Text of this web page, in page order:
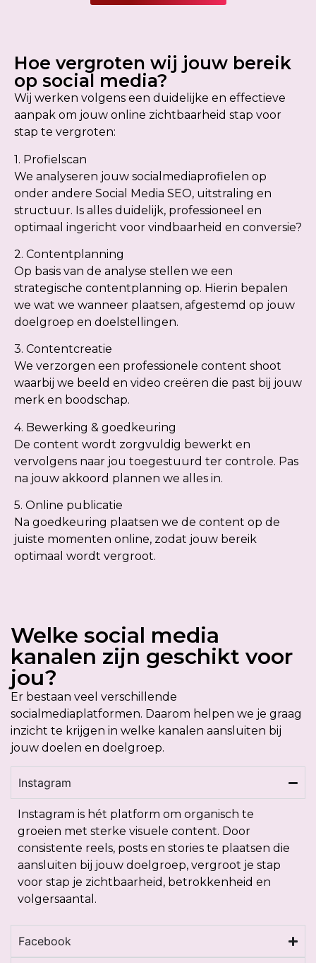
Hoe vergroten wij jouw bereik
op social media?
Wij werken volgens een duidelijke en effectieve
aanpak om jouw online zichtbaarheid stap voor
stap te vergroten:
1. Profielscan
We analyseren jouw socialmediaprofielen op
onder andere Social Media SEO, uitstraling en
structuur. Is alles duidelijk, professioneel en
optimaal ingericht voor vindbaarheid en conversie?
2. Contentplanning
Op basis van de analyse stellen we een
strategische contentplanning op. Hierin bepalen
we wat we wanneer plaatsen, afgestemd op jouw
doelgroep en doelstellingen.
3. Contentcreatie
We verzorgen een professionele content shoot
waarbij we beeld en video creëren die past bij jouw
merk en boodschap.
4. Bewerking & goedkeuring
De content wordt zorgvuldig bewerkt en
vervolgens naar jou toegestuurd ter controle. Pas
na jouw akkoord plannen we alles in.
5. Online publicatie
Na goedkeuring plaatsen we de content op de
juiste momenten online, zodat jouw bereik
optimaal wordt vergroot.
Welke social media
kanalen zijn geschikt voor
jou?
Er bestaan veel verschillende
socialmediaplatformen. Daarom helpen we je graag
inzicht te krijgen in welke kanalen aansluiten bij
jouw doelen en doelgroep.
Instagram
Instagram is hét platform om organisch te
groeien met sterke visuele content. Door
consistente reels, posts en stories te plaatsen die
aansluiten bij jouw doelgroep, vergroot je stap
voor stap je zichtbaarheid, betrokkenheid en
volgersaantal.
Facebook